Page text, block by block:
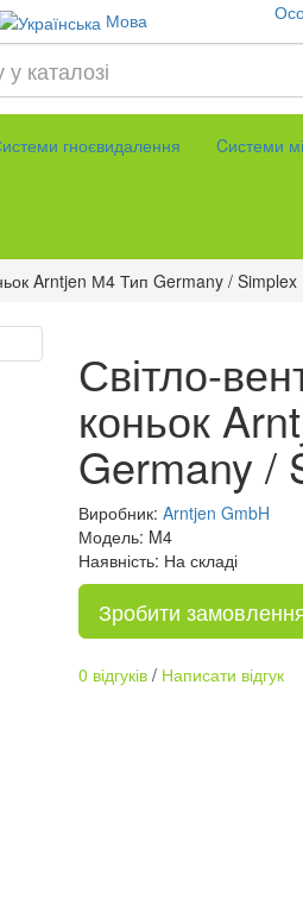
Мова
гноєвидалення Cистеми
Arntjen М4 Тип Germany / Simplex
Світло-
коньок
Germany /
Виробник: Arntjen GmbH
Модель: M4
Наявність: На складі
Зробити
0 відгуків/ Написати відгук